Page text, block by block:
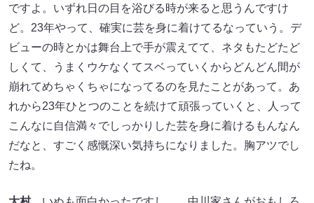
ですよ。いずれ日の目を浴びる時が来ると思うんですけ
ど。23年やって、確実に芸を身に着けてるなっていう。デ
ビューの時とかは舞台上で手が震えてて、ネタもたどたど
しくて、うまくウケなくてスベっていくからどんどん間が
崩れてめちゃくちゃになってるのを見たことがあって。あ
れから23年ひとつのことを続けて頑張っていくと、人って
こんなに自信満々でしっかりした芸を身に着けるもんなん
だなと、すごく感慨深い気持ちになりました。胸アツでし
たね。